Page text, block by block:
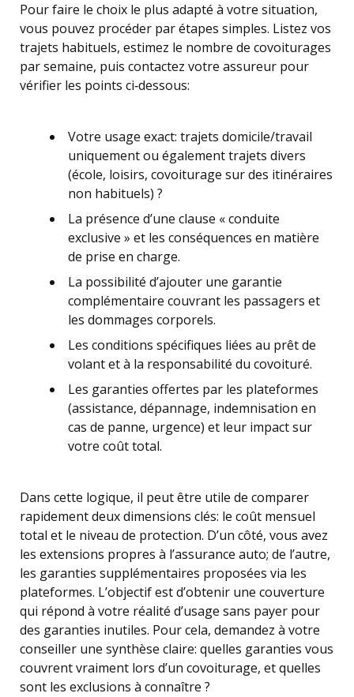
Pour faire le choix le plus adapté à votre situation,
vous pouvez procéder par étapes simples. Listez vos
trajets habituels, estimez le nombre de covoiturages
par semaine, puis contactez votre assureur pour
vérifier les points ci‑dessous:
Votre usage exact: trajets domicile/travail
uniquement ou également trajets divers
(école, loisirs, covoiturage sur des itinéraires
non habituels) ?
La présence d’une clause « conduite
exclusive » et les conséquences en matière
de prise en charge.
La possibilité d’ajouter une garantie
complémentaire couvrant les passagers et
les dommages corporels.
Les conditions spécifiques liées au prêt de
volant et à la responsabilité du covoituré.
Les garanties offertes par les plateformes
(assistance, dépannage, indemnisation en
cas de panne, urgence) et leur impact sur
votre coût total.
Dans cette logique, il peut être utile de comparer
rapidement deux dimensions clés: le coût mensuel
total et le niveau de protection. D’un côté, vous avez
les extensions propres à l’assurance auto; de l’autre,
les garanties supplémentaires proposées via les
plateformes. L’objectif est d’obtenir une couverture
qui répond à votre réalité d’usage sans payer pour
des garanties inutiles. Pour cela, demandez à votre
conseiller une synthèse claire: quelles garanties vous
couvrent vraiment lors d’un covoiturage, et quelles
sont les exclusions à connaître ?